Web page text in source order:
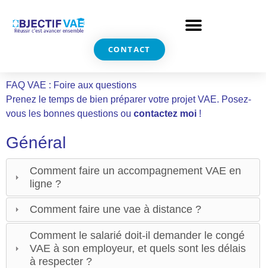
CONTACT
FAQ VAE : Foire aux questions
Prenez le temps de bien préparer votre projet VAE. Posez-
vous les bonnes questions ou contactez moi !
Général
Comment faire un accompagnement VAE en
ligne ?
Comment faire une vae à distance ?
Comment le salarié doit-il demander le congé
VAE à son employeur, et quels sont les délais
à respecter ?